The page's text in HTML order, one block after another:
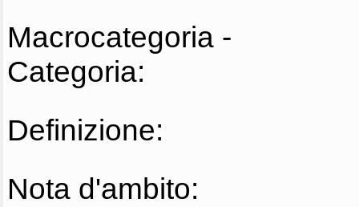
Macrocategoria -
Categoria:
Definizione:
Nota d'ambito: